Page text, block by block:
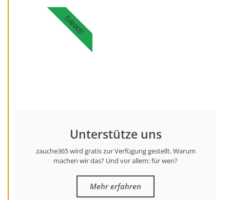
Unterstütze uns
zauche365 wird gratis zur Verfügung gestellt. Warum
machen wir das? Und vor allem: für wen?
Mehr erfahren
DANKE!